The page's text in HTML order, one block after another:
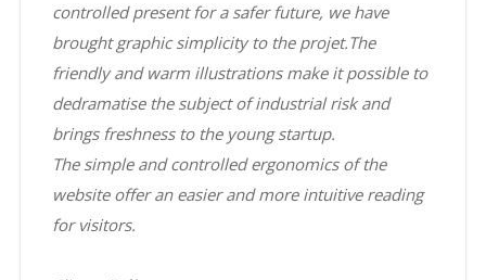
controlled present for a safer future, we have
brought graphic simplicity to the projet.The
friendly and warm illustrations make it possible to
dedramatise the subject of industrial risk and
brings freshness to the young startup.
The simple and controlled ergonomics of the
website offer an easier and more intuitive reading
for visitors.